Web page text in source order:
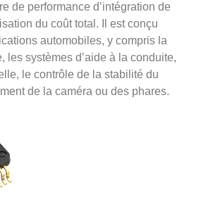
de performance d’intégration de
du coût total. Il est conçu
automobiles, y compris la
les systèmes d’aide à la conduite,
le contrôle de la stabilité du
de la caméra ou des phares.